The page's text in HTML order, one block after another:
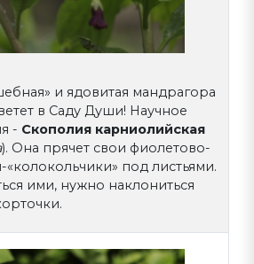
и ядовитая мандрагора
в Саду Души! Научное
- Скополия карниолийская
). Она прячет свои фиолетово-
под листьями.
ими, нужно наклониться